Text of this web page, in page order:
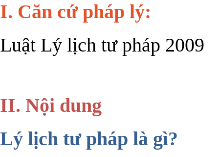
I. Căn cứ pháp lý:
Luật Lý lịch tư pháp 2009
II. Nội dung
Lý lịch tư pháp là gì?